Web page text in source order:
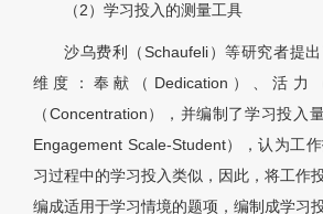
（2）学习投入的测量工具
沙乌费利（Schaufeli）等研究者提
维度：奉献（Dedication）、活力
（Concentration），并编制了学习投入
Engagement Scale-Student），认为工
习过程中的学习投入类似，因此，将工作
编成适用于学习情境的题项，编制成学习